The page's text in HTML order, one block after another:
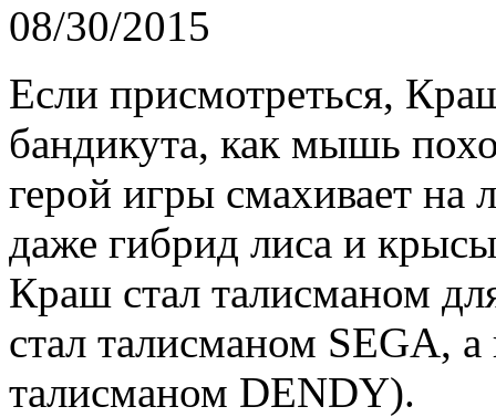
08/30/2015
Если присмотреться,
бандикута, как мышь
герой игры смахивает на
даже гибрид лиса и
Краш стал талисманом
стал талисманом SEGA,
талисманом DENDY).